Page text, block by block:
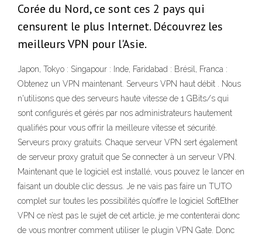
Corée du Nord, ce sont ces 2 pays qui
censurent le plus Internet. Découvrez les
meilleurs VPN pour l'Asie.
Japon, Tokyo : Singapour : Inde, Faridabad : Brésil, Franca :
Obtenez un VPN maintenant. Serveurs VPN haut débit . Nous
n'utilisons que des serveurs haute vitesse de 1 GBits/s qui
sont configurés et gérés par nos administrateurs hautement
qualifiés pour vous offrir la meilleure vitesse et sécurité.
Serveurs proxy gratuits. Chaque serveur VPN sert également
de serveur proxy gratuit que Se connecter à un serveur VPN.
Maintenant que le logiciel est installé, vous pouvez le lancer en
faisant un double clic dessus. Je ne vais pas faire un TUTO
complet sur toutes les possibilités qu’offre le logiciel SoftEther
VPN ce n’est pas le sujet de cet article, je me contenterai donc
de vous montrer comment utiliser le plugin VPN Gate. Donc